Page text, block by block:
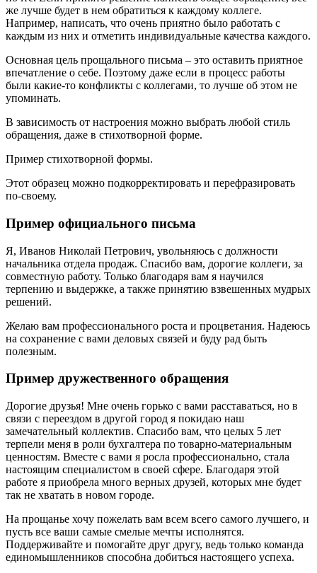
же лучше будет в нем обратиться к каждому коллеге.
Например, написать, что очень приятно было работать с
каждым из них и отметить индивидуальные качества каждого.
Основная цель прощального письма – это оставить приятное
впечатление о себе. Поэтому даже если в процесс работы
были какие-то конфликты с коллегами, то лучше об этом не
упоминать.
В зависимость от настроения можно выбрать любой стиль
обращения, даже в стихотворной форме.
Пример стихотворной формы.
Этот образец можно подкорректировать и перефразировать
по-своему.
Пример официального письма
Я, Иванов Николай Петрович, увольняюсь с должности
начальника отдела продаж. Спасибо вам, дорогие коллеги, за
совместную работу. Только благодаря вам я научился
терпению и выдержке, а также принятию взвешенных мудрых
решений.
Желаю вам профессионального роста и процветания. Надеюсь
на сохранение с вами деловых связей и буду рад быть
полезным.
Пример дружественного обращения
Дорогие друзья! Мне очень горько с вами расставаться, но в
связи с переездом в другой город я покидаю наш
замечательный коллектив. Спасибо вам, что целых 5 лет
терпели меня в роли бухгалтера по товарно-материальным
ценностям. Вместе с вами я росла профессионально, стала
настоящим специалистом в своей сфере. Благодаря этой
работе я приобрела много верных друзей, которых мне будет
так не хватать в новом городе.
На прощанье хочу пожелать вам всем всего самого лучшего, и
пусть все ваши самые смелые мечты исполнятся.
Поддерживайте и помогайте друг другу, ведь только команда
единомышленников способна добиться настоящего успеха.